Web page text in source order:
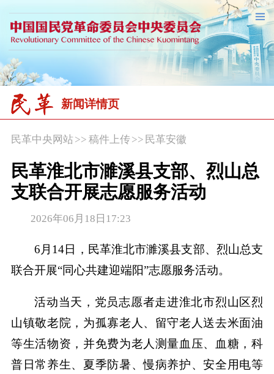
新闻详情页
民革中央网站>> 稿件上传 >> 民革安徽
民革淮北市濉溪县支部、烈山总
支联合开展志愿服务活动
2026年06月18日17:23
6月14日，民革淮北市濉溪县支部、烈山总支
联合开展“同心共建迎端阳”志愿服务活动。
活动当天，党员志愿者走进淮北市烈山区烈
山镇敬老院，为孤寡老人、留守老人送去米面油
等生活物资，并免费为老人测量血压、血糖，科
普日常养生、夏季防暑、慢病养护、安全用电等